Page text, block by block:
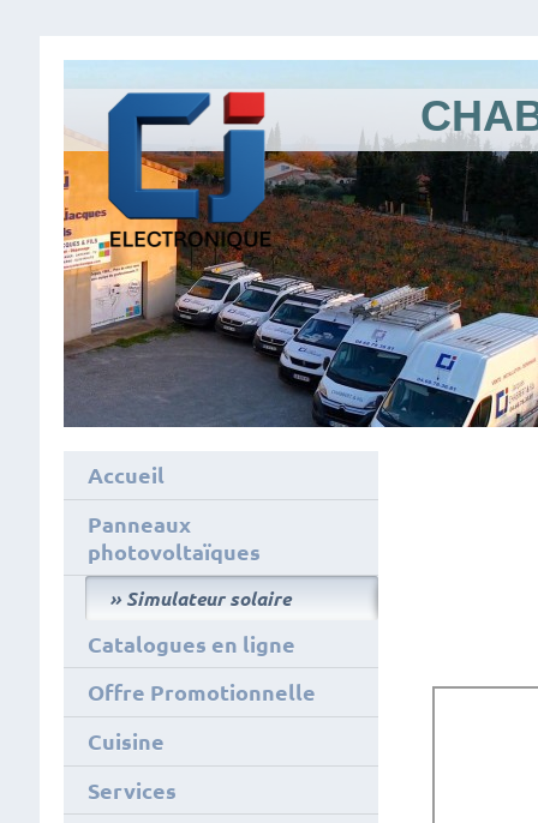
Accueil
Panneaux
photovoltaïques
Simulateur solaire
Catalogues en ligne
Offre Promotionnelle
Cuisine
Services